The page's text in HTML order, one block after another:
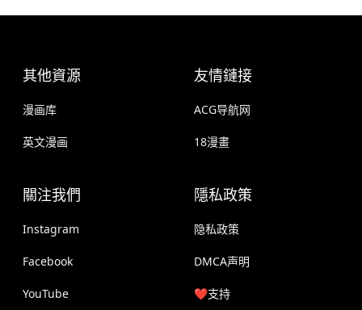
其他資源
漫画库
英文漫画
友情鏈接
ACG导航网
18漫畫
關注我們
Instagram
Facebook
YouTube
隱私政策
隐私政策
DMCA声明
❤️支持